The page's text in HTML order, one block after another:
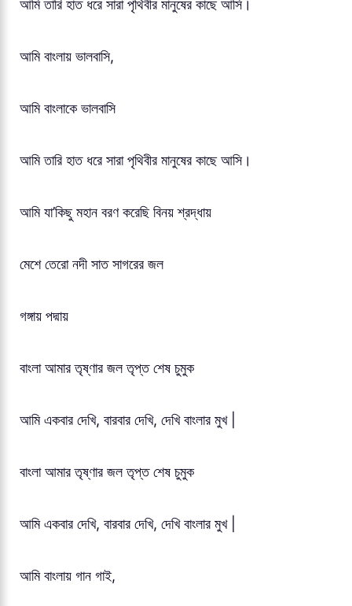
আমি তারি হাত ধরে সারা পৃথিবীর মানুষের কাছে আসি।
আমি বাংলায় ভালবাসি,
আমি বাংলাকে ভালবাসি
আমি তারি হাত ধরে সারা পৃথিবীর মানুষের কাছে আসি।
আমি যা’কিছু মহান বরণ করেছি বিনয় শ্রদ্ধায়
মেশে তেরো নদী সাত সাগরের জল
গঙ্গায় পদ্মায়
বাংলা আমার তৃষ্ণার জল তৃপ্ত শেষ চুমুক
আমি একবার দেখি, বারবার দেখি, দেখি বাংলার মুখ |
বাংলা আমার তৃষ্ণার জল তৃপ্ত শেষ চুমুক
আমি একবার দেখি, বারবার দেখি, দেখি বাংলার মুখ |
আমি বাংলায় গান গাই,